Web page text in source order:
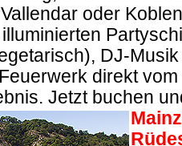
oder
DJ-
direkt
Jetzt buchen